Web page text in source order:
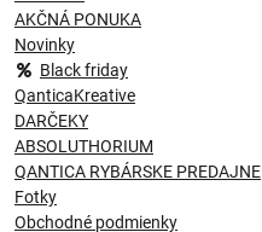
AKČNÁ PONUKA
Novinky
Black friday
QanticaKreative
DARČEKY
ABSOLUTHORIUM
QANTICA RYBÁRSKE PREDAJNE
Fotky
Obchodné podmienky